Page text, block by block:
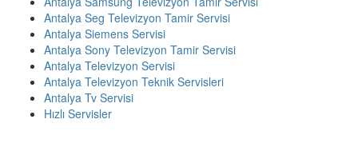
Antalya Seg Televizyon Tamir Servisi
Antalya Siemens Servisi
Antalya Sony Televizyon Tamir Servisi
Antalya Televizyon Servisi
Antalya Televizyon Teknik Servisleri
Antalya Tv Servisi
Hızlı Servisler